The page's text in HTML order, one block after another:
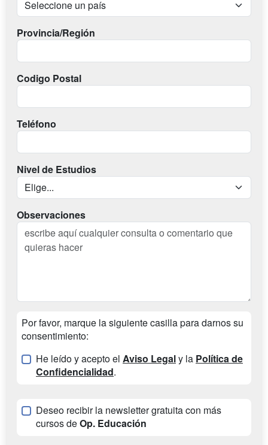
Provincia/Región
Codigo Postal
Teléfono
Nivel de Estudios
Observaciones
Por favor, marque la siguiente casilla para darnos su
consentimiento:
He leído y acepto el Aviso Legaly la Política de
Confidencialidad.
Deseo recibir la newsletter gratuita con más
cursos deOp. Educación